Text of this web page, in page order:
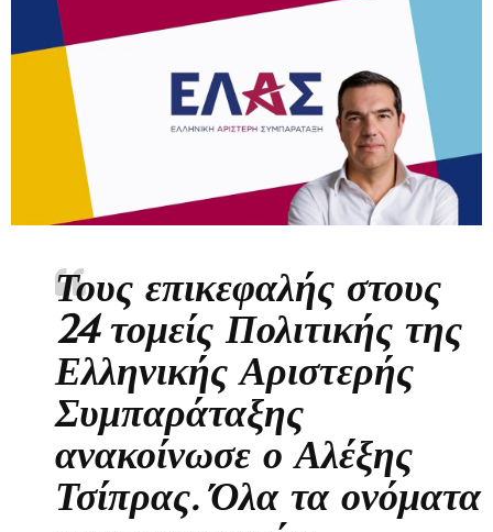
Τους επικεφαλής στους
24 τομείς Πολιτικής της
Ελληνικής Αριστερής
Συμπαράταξης
ανακοίνωσε ο Αλέξης
Τσίπρας. Όλα τα ονόματα